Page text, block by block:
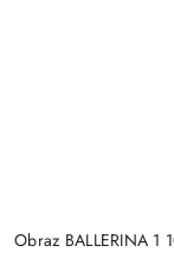
Obraz BALLERINA 1